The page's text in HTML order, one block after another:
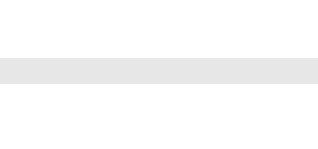
به فکرکردن درباره هویت و انتخاب‌های شخصی نیز علاقه
می‌دهد.
مضمون عشق و امید، و داستان‌هایی که مرز میان خیال و